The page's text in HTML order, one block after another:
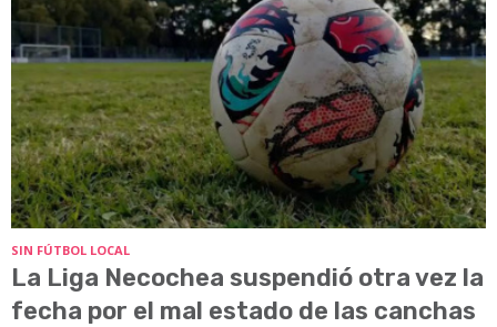
SIN FÚTBOL LOCAL
La Liga Necochea suspendió otra vez la
fecha por el mal estado de las canchas